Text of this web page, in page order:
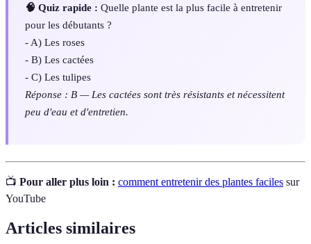
🧠 Quiz rapide : Quelle plante est la plus facile à entretenir
pour les débutants ?
- A) Les roses
- B) Les cactées
- C) Les tulipes
Réponse : B — Les cactées sont très résistants et nécessitent
peu d'eau et d'entretien.
📺 Pour aller plus loin : comment entretenir des plantes faciles sur
YouTube
Articles similaires